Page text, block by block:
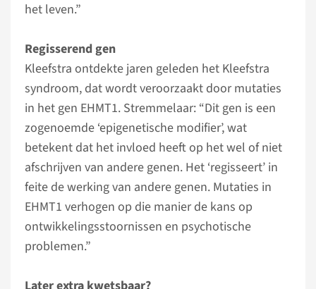
het leven.”
Regisserend gen
Kleefstra ontdekte jaren geleden het Kleefstra
syndroom, dat wordt veroorzaakt door mutaties
in het gen EHMT1. Stremmelaar: “Dit gen is een
zogenoemde ‘epigenetische modifier’, wat
betekent dat het invloed heeft op het wel of niet
afschrijven van andere genen. Het ‘regisseert’ in
feite de werking van andere genen. Mutaties in
EHMT1 verhogen op die manier de kans op
ontwikkelingsstoornissen en psychotische
problemen.”